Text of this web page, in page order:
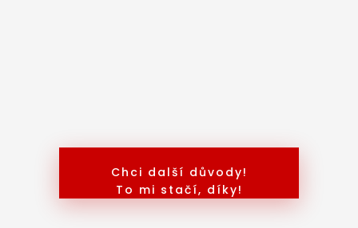
Chci další důvody!
To mi stačí, díky!